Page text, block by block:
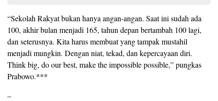
“Sekolah Rakyat bukan hanya angan-angan. Saat ini sudah ada
100, akhir bulan menjadi 165, tahun depan bertambah 100 lagi,
dan seterusnya. Kita harus membuat yang tampak mustahil
menjadi mungkin. Dengan niat, tekad, dan kepercayaan diri.
Think big, do our best, make the impossible possible,” pungkas
Prabowo.***
–